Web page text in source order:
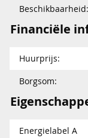
Beschikbaarheid:
Financiële
Huurprijs:
Borgsom:
Energielabel A